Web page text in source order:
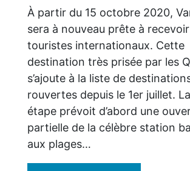
À partir du 15 octobre 2020,
sera à nouveau prête à
touristes internationaux. Cette
destination très prisée par les
s’ajoute à la liste de
rouvertes depuis le 1er juillet.
étape prévoit d’abord une
partielle de la célèbre station
aux plages…